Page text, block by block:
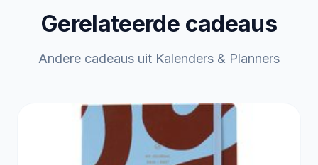
Gerelateerde cadeaus
Andere cadeaus uit Kalenders & Planners